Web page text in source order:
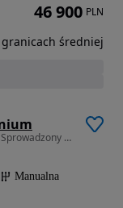
1499 cm3 • 165 KM • Śliczny Benzyna 7 osobowy Sprowadzony Zarejestrowany
Manualna
46 900 PLN
granicach średniej